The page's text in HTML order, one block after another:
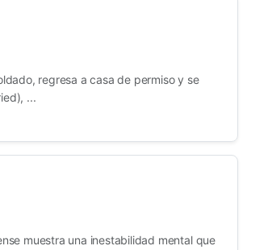
regresa a casa de permiso y se
...
muestra una inestabilidad mental que